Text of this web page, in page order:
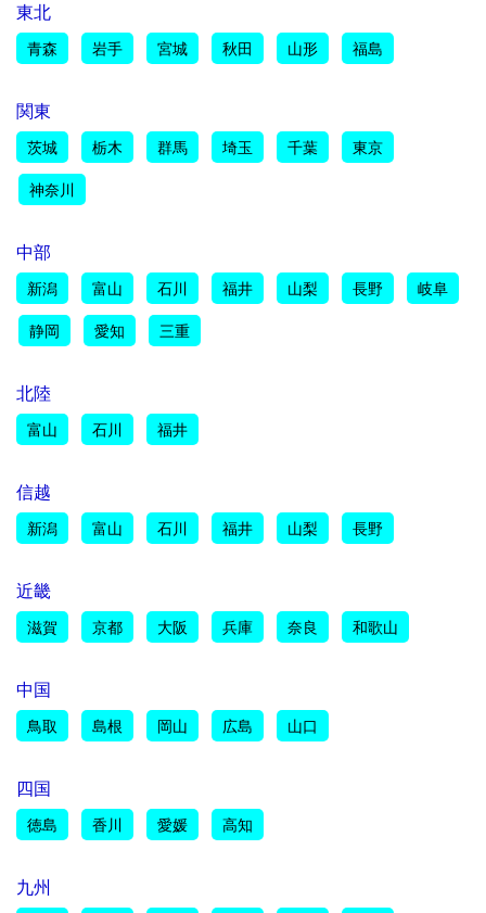
東北
青森 岩手 宮城 秋田 山形 福島
関東
茨城 栃木 群馬 埼玉 千葉 東京
神奈川
中部
新潟 富山 石川 福井 山梨 長野 岐阜
静岡 愛知 三重
北陸
富山 石川 福井
信越
新潟 富山 石川 福井 山梨 長野
近畿
滋賀 京都 大阪 兵庫 奈良 和歌山
中国
鳥取 島根 岡山 広島 山口
四国
徳島 香川 愛媛 高知
九州